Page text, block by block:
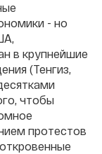
- но
в крупнейшие
(Тенгиз,
чтобы
протестов